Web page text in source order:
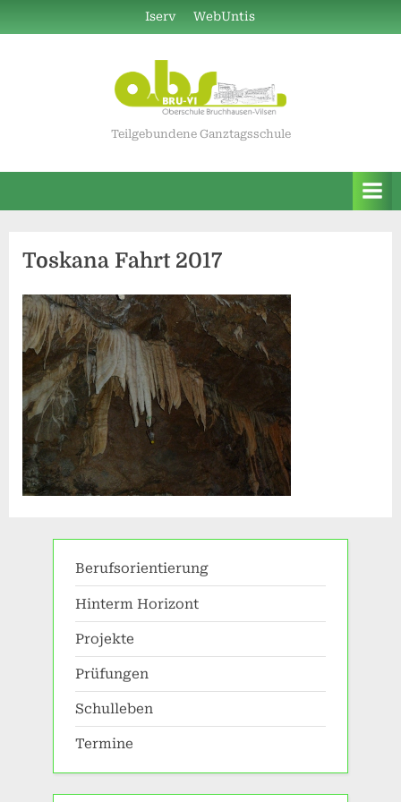
to
Iserv WebUntis
Teilgebundene Ganztagsschule
Toskana Fahrt 2017
Berufsorientierung
Hinterm Horizont
Projekte
Prüfungen
Schulleben
Termine